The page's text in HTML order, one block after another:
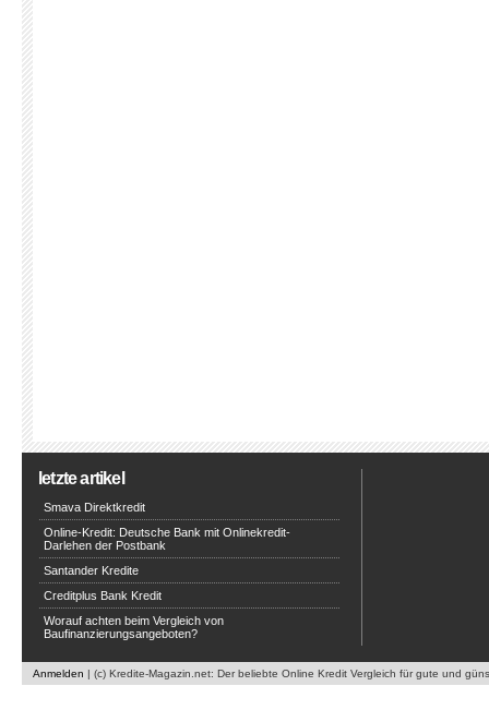
letzte artikel
Smava Direktkredit
Online-Kredit: Deutsche Bank mit Onlinekredit-
Darlehen der Postbank
Santander Kredite
Creditplus Bank Kredit
Worauf achten beim Vergleich von
Baufinanzierungsangeboten?
Anmelden | (c) Kredite-Magazin.net: Der beliebte Online Kredit Vergleich für gute und